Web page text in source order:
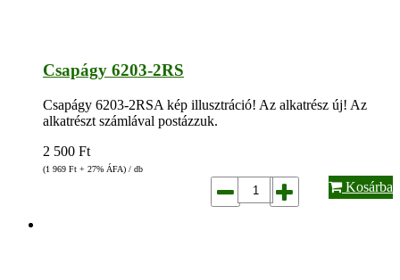
Csapágy 6203-2RS
Csapágy 6203-2RSA kép illusztráció! Az alkatrész új! Az
alkatrészt számlával postázzuk.
2 500 Ft
(1 969 Ft + 27% ÁFA) / db
Kosárba